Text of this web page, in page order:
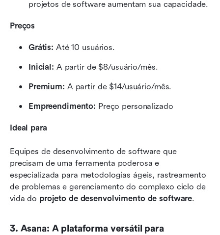
projetos de software aumentam sua capacidade.
Preços
Grátis: Até 10 usuários.
Inicial: A partir de $8/usuário/mês.
Premium: A partir de $14/usuário/mês.
Empreendimento: Preço personalizado
Ideal para
Equipes de desenvolvimento de software que
precisam de uma ferramenta poderosa e
especializada para metodologias ágeis, rastreamento
de problemas e gerenciamento do complexo ciclo de
vida do projeto de desenvolvimento de software.
3. Asana: A plataforma versátil para